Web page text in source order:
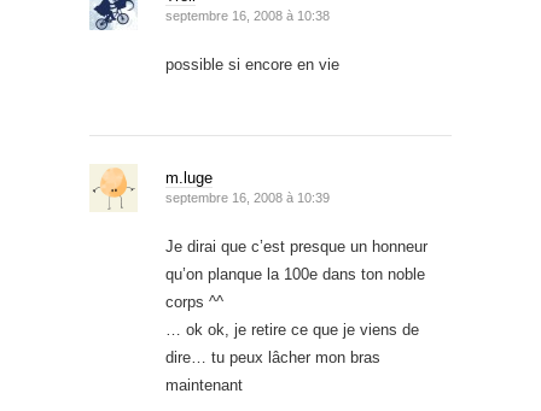
septembre 16, 2008 à 10:38
possible si encore en vie
m.luge
septembre 16, 2008 à 10:39
Je dirai que c’est presque un honneur
qu’on planque la 100e dans ton noble
corps ^^
… ok ok, je retire ce que je viens de
dire… tu peux lâcher mon bras
maintenant